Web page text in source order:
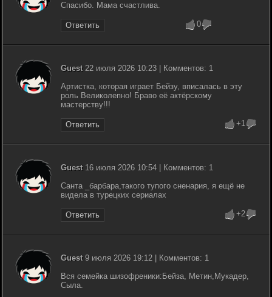
Спасибо. Мама счастлива.
Ответить 0
Guest22 июля 2026 10:23 | Комментов: 1
Артистка, которая играет Бейзу, вписалась в эту
роль Великолепно! Браво её актёрскому
мастерству!!!
Ответить +1
Guest16 июля 2026 10:54 | Комментов: 1
Санта _барбара,такого тупого сненария, я ещё не
видела в турецких сериалах
Ответить +2
Guest9 июля 2026 19:12 | Комментов: 1
Вся семейка шизофреники:Бейза, Метин,Мукадер,
Сыла.